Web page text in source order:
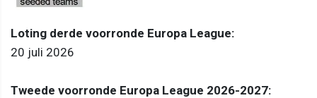
Loting derde voorronde Europa League:
20 juli 2026
Tweede voorronde Europa League 2026-2027: